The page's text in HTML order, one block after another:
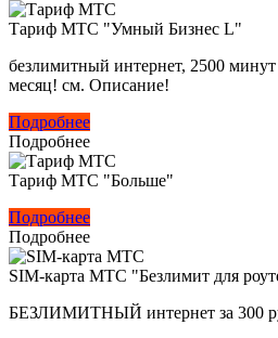
Тариф МТС "Умный Бизнес L"
безлимитный интернет, 2500 минут
месяц! см. Описание!
Подробнее
Подробнее
Тариф МТС "Больше"
Подробнее
Подробнее
SIM-карта МТС "Безлимит для
БЕЗЛИМИТНЫЙ интернет за 300